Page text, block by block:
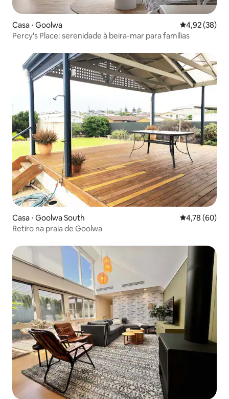
Casa ⋅ Goolwa 4,92 de uma
4,92 (38)
Percy's Place: serenidade à beira-mar para famílias
Casa ⋅ Goolwa South 4,78 de uma
4,78 (60)
Retiro na praia de Goolwa